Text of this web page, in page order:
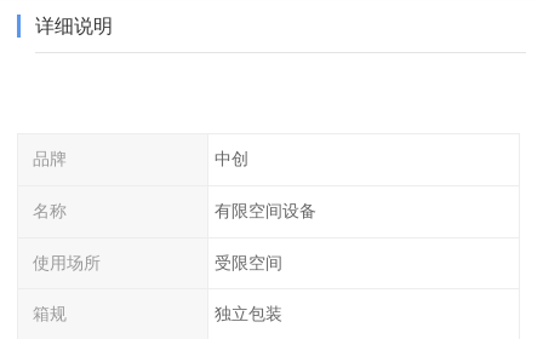
详细说明
品牌 中创
名称 有限空间设备
使用场所 受限空间
箱规 独立包装